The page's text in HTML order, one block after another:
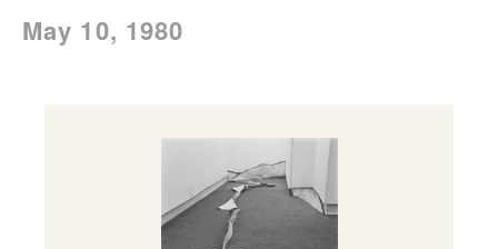
May 10, 1980